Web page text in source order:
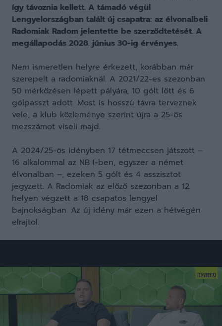
így távoznia kellett. A támadó végül
Lengyelországban talált új csapatra: az élvonalbeli
Radomiak Radom jelentette be szerződtetését. A
megállapodás 2028. június 30-ig érvényes.
Nem ismeretlen helyre érkezett, korábban már
szerepelt a radomiaknál. A 2021/22-es szezonban
50 mérkőzésen lépett pályára, 10 gólt lőtt és 6
gólpasszt adott. Most is hosszú távra terveznek
vele, a klub közleménye szerint újra a 25-ös
mezszámot viseli majd.
A 2024/25-ös idényben 17 tétmeccsen játszott –
16 alkalommal az NB I-ben, egyszer a német
élvonalban –, ezeken 5 gólt és 4 asszisztot
jegyzett. A Radomiak az előző szezonban a 12.
helyen végzett a 18 csapatos lengyel
bajnokságban. Az új idény már ezen a hétvégén
elrajtol.